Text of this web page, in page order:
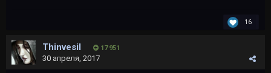
16
Thinvesil 17 951
30 апреля, 2017